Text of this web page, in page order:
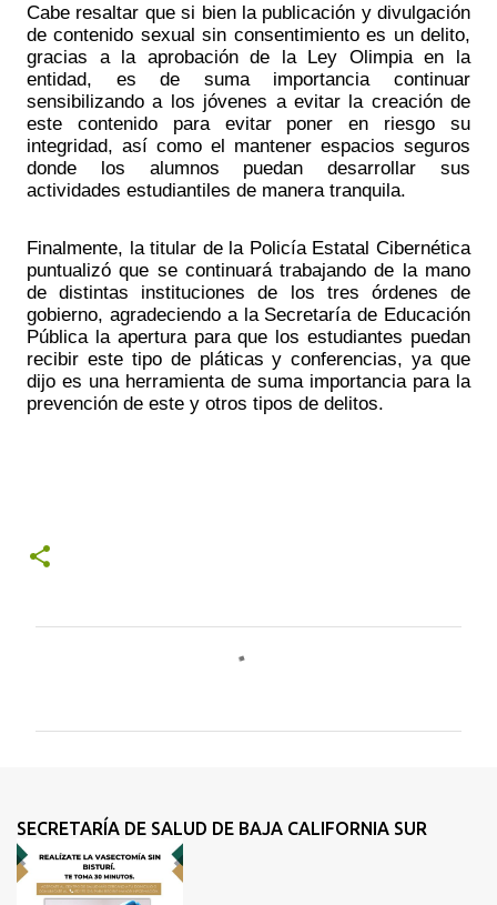
Cabe resaltar que si bien la publicación y divulgación
de contenido sexual sin consentimiento es un delito,
gracias a la aprobación de la Ley Olimpia en la
entidad, es de suma importancia continuar
sensibilizando a los jóvenes a evitar la creación de
este contenido para evitar poner en riesgo su
integridad, así como el mantener espacios seguros
donde los alumnos puedan desarrollar sus
actividades estudiantiles de manera tranquila.
Finalmente, la titular de la Policía Estatal Cibernética
puntualizó que se continuará trabajando de la mano
de distintas instituciones de los tres órdenes de
gobierno, agradeciendo a la Secretaría de Educación
Pública la apertura para que los estudiantes puedan
recibir este tipo de pláticas y conferencias, ya que
dijo es una herramienta de suma importancia para la
prevención de este y otros tipos de delitos.
t
a
r
SECRETARÍA DE SALUD DE BAJA CALIFORNIA SUR